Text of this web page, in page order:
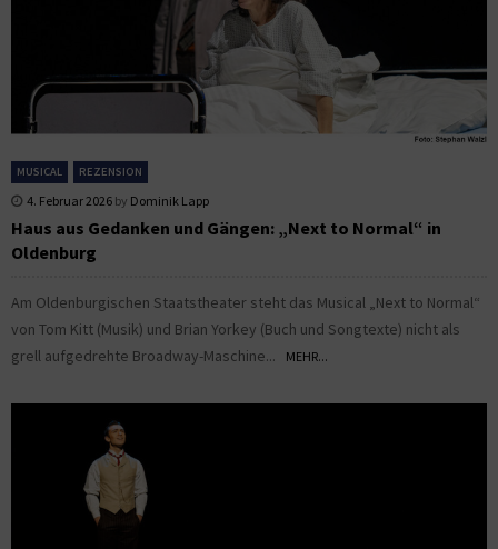
MUSICAL REZENSION
4. Februar 2026 by Dominik Lapp
Haus aus Gedanken und Gängen: „Next to Normal“ in
Oldenburg
Am Oldenburgischen Staatstheater steht das Musical „Next to Normal“
von Tom Kitt (Musik) und Brian Yorkey (Buch und Songtexte) nicht als
grell aufgedrehte Broadway-Maschine...
MEHR...